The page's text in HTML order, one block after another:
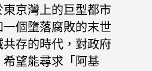
京灣上的巨型都市
個墮落腐敗的末世
存的時代，對政府
望能尋求「阿基